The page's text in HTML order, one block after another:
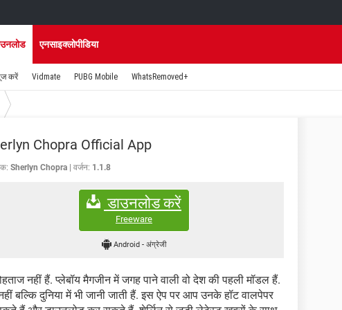
एनसाइक्लोपीडिया
करें Vidmate PUBG Mobile WhatsRemoved+
Chopra Official App
Sherlyn Chopra वर्जन: 1.1.8
डाउनलोड करें
Freeware
Android-अंग्रेजी
नहीं हैं. प्लेबॉय मैगजीन में जगह पाने वाली वो देश की पहली मॉडल हैं.
बल्कि दुनिया में भी जानी जाती हैं. इस ऐप पर आप उनके हॉट वालपेपर